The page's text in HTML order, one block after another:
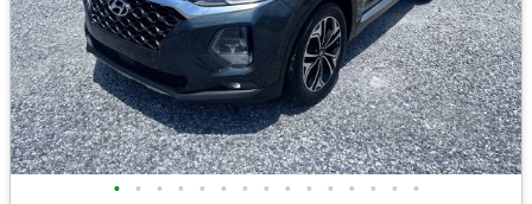
• • • • • • • • • • • • • • •